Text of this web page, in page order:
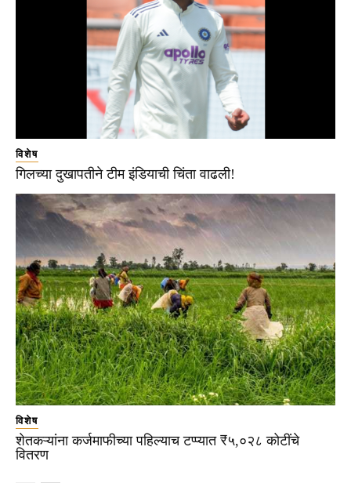
विशेष
गिलच्या दुखापतीने टीम इंडियाची चिंता वाढली!
विशेष
शेतकऱ्यांना कर्जमाफीच्या पहिल्याच टप्प्यात ₹५,०२८ कोटींचे
वितरण